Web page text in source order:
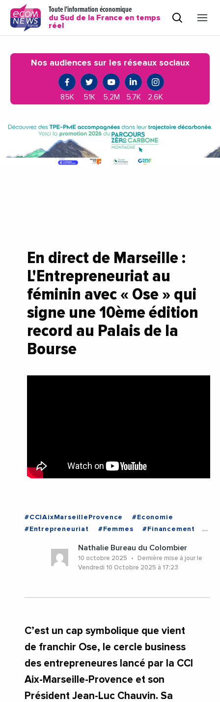
Toute l'information économique
du Sud de la France en temps
réel
Nos audiences sur les réseaux sociaux
85K 51K 5,2M 5,7K 2,6K
En direct de Marseille :
L'Entrepreneuriat au
féminin avec « Ose » qui
signe une 10ème édition
record au Palais de la
Bourse
#CCIAixMarseilleProvence
#Economie
#Entrepreneuriat
#Femmes
#Financement
#RegionSudProvenceAlpesCoteDAzur
#Videos
#BouchesDuRhone
#Marseille
Nathalie Bureau du Colombier
10 octobre 2025
Dernière mise à jour le
Vendredi 10 Octobre 2025 à 17:23
C’est un cap symbolique que vient
de franchir Ose, le cercle business
des entrepreneures lancé par la CCI
Aix-Marseille-Provence et son
Président Jean-Luc Chauvin. Sa